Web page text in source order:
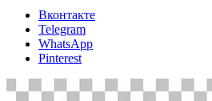
Вконтакте
Telegram
WhatsApp
Pinterest